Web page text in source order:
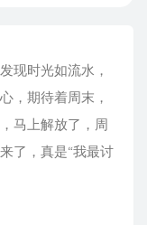
现时光如流水，
，期待着周末，
马上解放了，周
了，真是“我最讨